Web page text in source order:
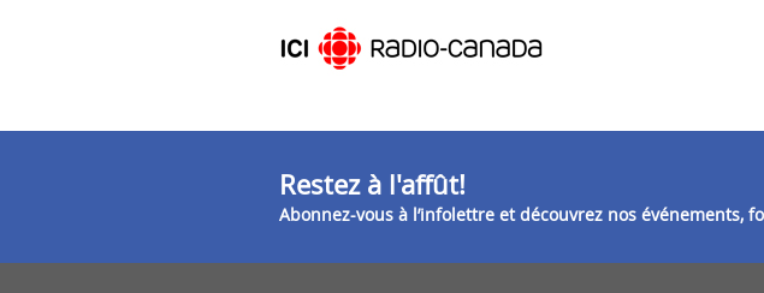
Restez à l'affût!
Abonnez-vous à l’infolettre et découvrez nos événements,